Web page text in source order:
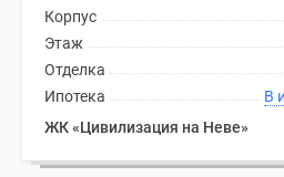
Корпус
Этаж
Отделка
Ипотека
ЖК «Цивилизация на Неве»